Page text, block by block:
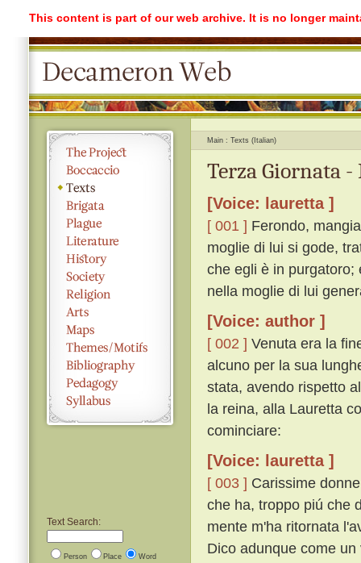
This content is part of our web archive. It is no longer
Text Search:
Person Place Word
Main Texts (Italian)
Terza Giornata -
[Voice: lauretta ]
[ 001 ] Ferondo,
moglie di lui si gode,
che egli è in purgatoro;
nella moglie di lui
[Voice: author ]
[ 002 ] Venuta era la
alcuno per la sua
stata, avendo rispetto
la reina, alla Lauretta
cominciare:
[Voice: lauretta ]
[ 003 ] Carissime
che ha, troppo piú che
mente m'ha ritornata
Dico adunque come